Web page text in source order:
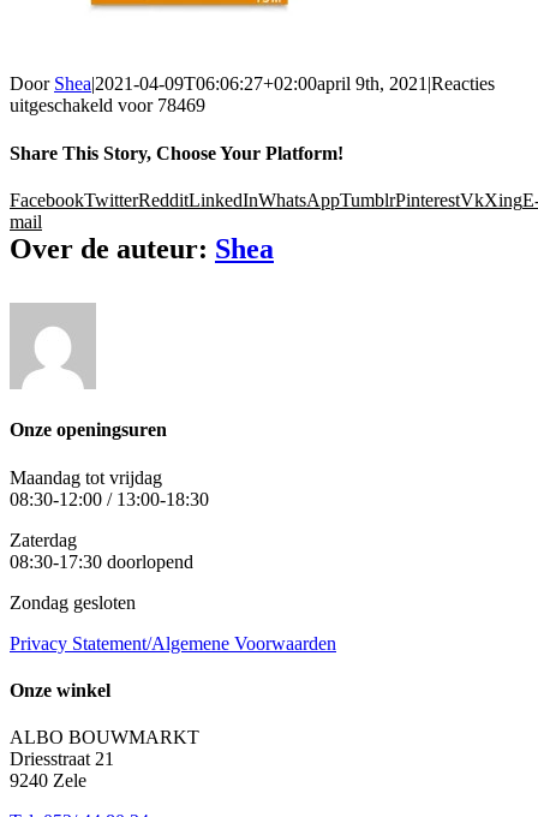
Door Shea|2021-04-09T06:06:27+02:00april 9th, 2021|Reacties
uitgeschakeld voor 78469
Share This Story, Choose Your Platform!
FacebookTwitterRedditLinkedInWhatsAppTumblrPinterestVkXing
mail
Over de auteur: Shea
Onze openingsuren
Maandag tot vrijdag
08:30-12:00 / 13:00-18:30
Zaterdag
08:30-17:30 doorlopend
Zondag gesloten
Privacy Statement/Algemene Voorwaarden
Onze winkel
ALBO BOUWMARKT
Driesstraat 21
9240 Zele